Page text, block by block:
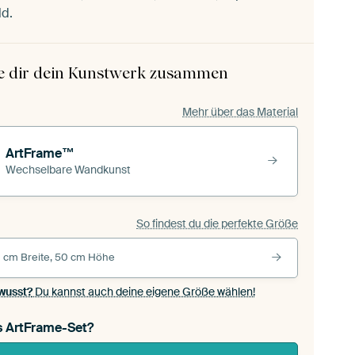
dir dein Kunstwerk zusammen
Mehr über das Material
ArtFrame™
Wechselbare Wandkunst
So findest du die perfekte Größe
cm Breite, 50 cm Höhe
Du kannst auch deine eigene Größe wählen!
ArtFrame-Set?